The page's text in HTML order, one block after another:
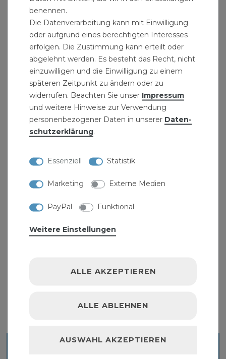
benennen.
Die Datenverarbeitung kann mit Einwilligung
oder aufgrund eines berechtigten Interesses
erfolgen. Die Zustimmung kann erteilt oder
abgelehnt werden. Es besteht das Recht, nicht
einzuwilligen und die Einwilligung zu einem
späteren Zeitpunkt zu ändern oder zu
widerrufen. Beachten Sie unser Impressum
und weitere Hinweise zur Verwendung
personenbezogener Daten in unserer Daten­
schutz­erklärung.
Essenziell Statistik
Marketing Externe Medien
PayPal Funktional
Weitere Einstellungen
ALLE AKZEPTIEREN
ALLE ABLEHNEN
AUSWAHL AKZEPTIEREN